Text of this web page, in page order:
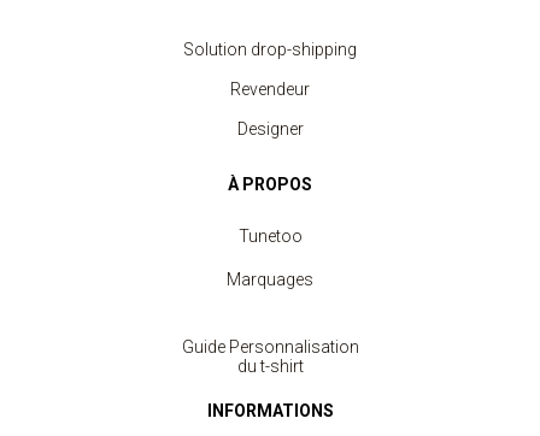
Solution drop-shipping
Revendeur
Designer
À PROPOS
Tunetoo
Marquages
Guide Personnalisation
du t-shirt
INFORMATIONS